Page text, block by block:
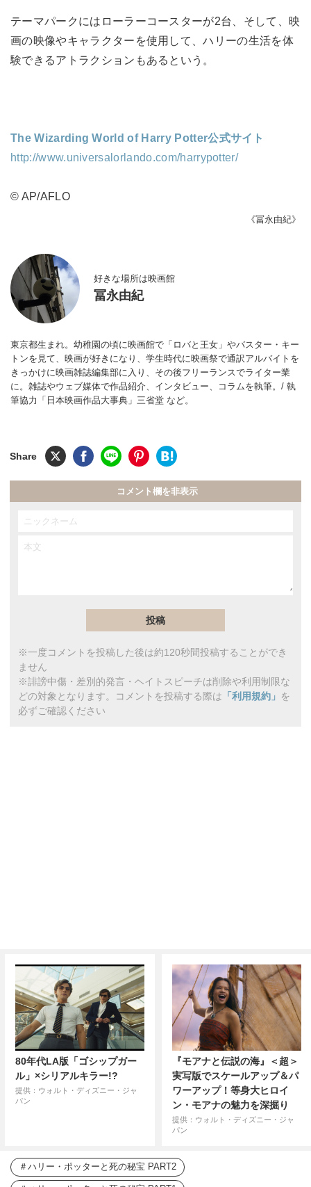
テーマパークにはローラーコースターが2台、そして、映
画の映像やキャラクターを使用して、ハリーの生活を体
験できるアトラクションもあるという。
The Wizarding World of Harry Potter公式サイト
http://www.universalorlando.com/harrypotter/
© AP/AFLO
《冨永由紀》
好きな場所は映画館
冨永由紀
東京都生まれ。幼稚園の頃に映画館で「ロバと王女」やバスター・キー
トンを見て、映画が好きになり、学生時代に映画祭で通訳アルバイトを
きっかけに映画雑誌編集部に入り、その後フリーランスでライター業
に。雑誌やウェブ媒体で作品紹介、インタビュー、コラムを執筆。/ 執
筆協力「日本映画作品大事典」三省堂 など。
コメント欄を非表示
※一度コメントを投稿した後は約120秒間投稿することができ
ません
※誹謗中傷・差別的発言・ヘイトスピーチは削除や利用制限な
どの対象となります。コメントを投稿する際は 「利用規約」 を
必ずご確認ください
80年代LA版「ゴシップガー
ル」×シリアルキラー!?
提供：ウォルト・ディズニー・ジャ
パン
『モアナと伝説の海』＜超＞
実写版でスケールアップ＆パ
ワーアップ！等身大ヒロイ
ン・モアナの魅力を深掘り
提供：ウォルト・ディズニー・ジャ
パン
ハリー・ポッターと死の秘宝 PART2